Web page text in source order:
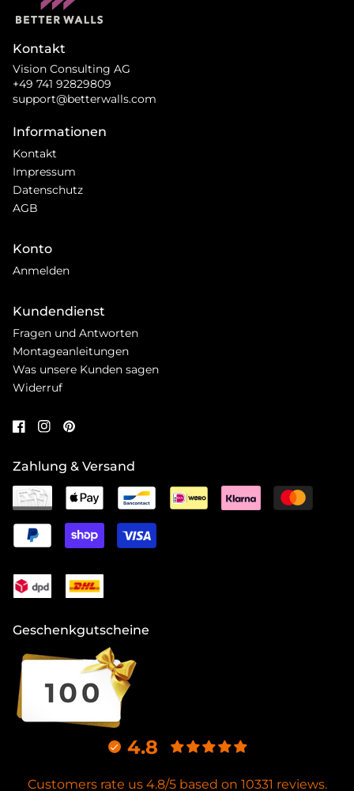
Kontakt
Vision Consulting AG
+49 741 92829809
support@betterwalls.com
Informationen
Kontakt
Impressum
Datenschutz
AGB
Konto
Anmelden
Kundendienst
Fragen und Antworten
Montageanleitungen
Was unsere Kunden sagen
Widerruf
Zahlung & Versand
Geschenkgutscheine
4.8
Customers rate us 4.8/5 based on 10331 reviews.